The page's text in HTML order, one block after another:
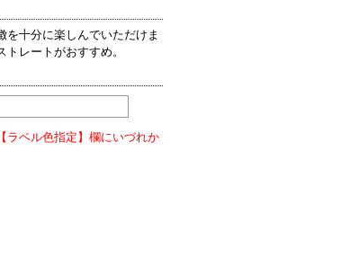
十分に楽しんでいただけま
レートがおすすめ。
ラベル色指定】欄にいづれか